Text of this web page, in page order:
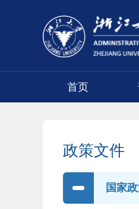
首页
政策文件
国家